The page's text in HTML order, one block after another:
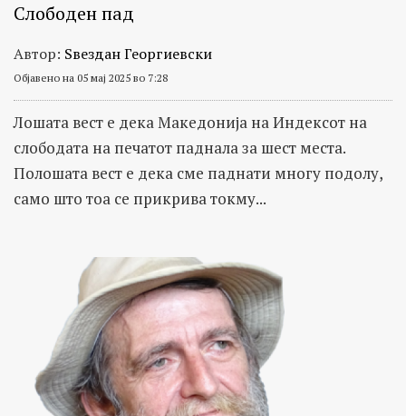
Слободен пад
Автор: Ѕвездан Георгиевски
Објавено на 05 мај 2025 во 7:28
Лошата вест е дека Македонија на Индексот на
слободата на печатот паднала за шест места.
Полошата вест е дека сме паднати многу подолу,
само што тоа се прикрива токму...